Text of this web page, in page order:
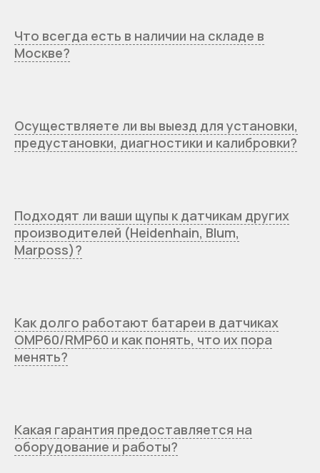
Что всегда есть в наличии на складе в
Москве?
Осуществляете ли вы выезд для установки,
предустановки, диагностики и калибровки?
Подходят ли ваши щупы к датчикам других
производителей (Heidenhain, Blum,
Marposs)?
Как долго работают батареи в датчиках
OMP60/RMP60 и как понять, что их пора
менять?
Какая гарантия предоставляется на
оборудование и работы?